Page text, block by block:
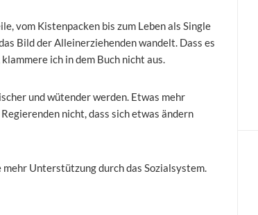
vom Kistenpacken bis zum Leben als Single
Bild der Alleinerziehenden wandelt. Dass es
ich in dem Buch nicht aus.
und wütender werden. Etwas mehr
nicht, dass sich etwas ändern
Unterstützung durch das Sozialsystem.